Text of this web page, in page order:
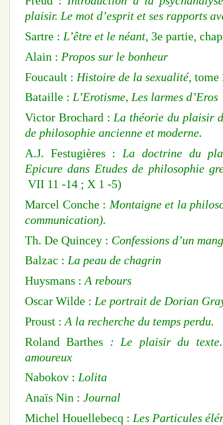
plaisir. Le mot d’esprit et ses rapports
Sartre : L’être et le néant, 3e partie,
Alain : Propos sur le bonheur
Foucault : Histoire de la sexualité,
Bataille :L’Erotisme, Les larmes d’Eros
Victor Brochard : La théorie du plaisir
de philosophie ancienne et moderne.
A.J. Festugières : La doctrine du
Epicure dans Etudes de philosophie
VII 11 -14 ; X 1 -5)
Marcel Conche : Montaigne et la
communication).
Th. De Quincey : Confessions d’un
Balzac :La peau de chagrin
Huysmans : A rebours
Oscar Wilde : Le portrait de Dorian
Proust : A la recherche du temps perdu.
Roland Barthes : Le plaisir du texte.
amoureux
Nabokov :Lolita
Anaïs Nin : Journal
Michel Houellebecq : Les Particules